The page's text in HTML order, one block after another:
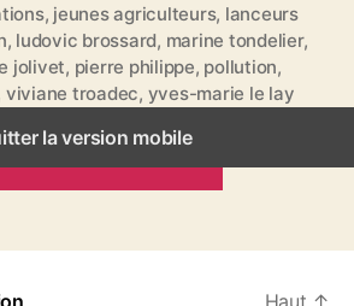
, jeunes agriculteurs, lanceurs
, ludovic brossard, marine tondelier,
jolivet, pierre philippe, pollution,
viviane troadec, yves-marie le lay
la version mobile
Haut ↑